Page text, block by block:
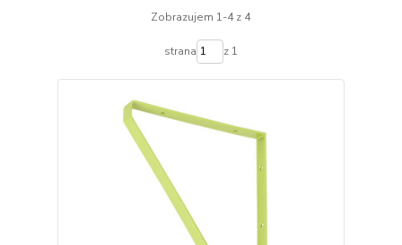
Zobrazujem 1-4 z 4
strana z 1